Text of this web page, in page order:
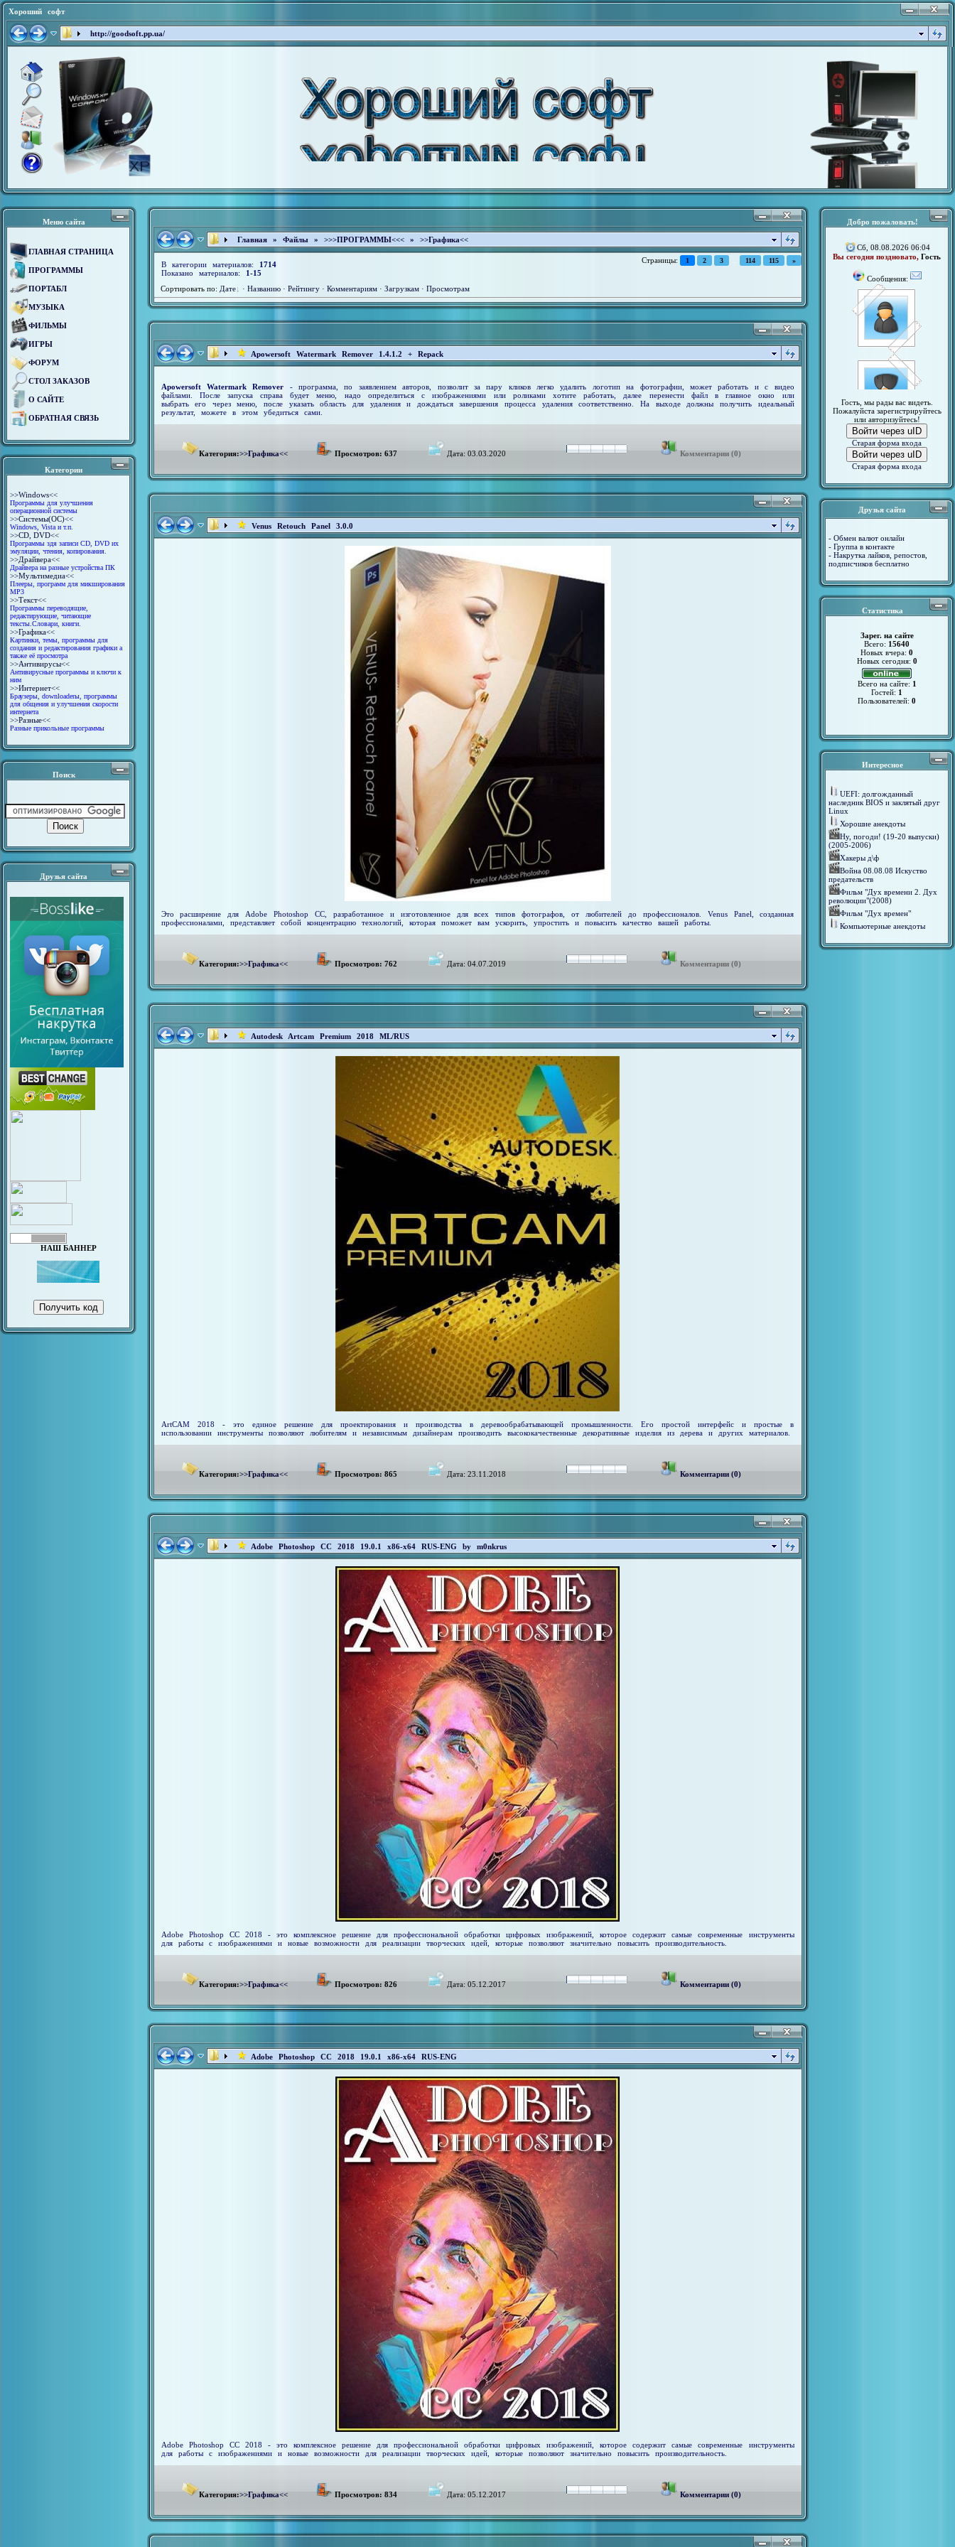
Хороший софт
http://goodsoft.pp.ua/
Меню сайта
ГЛАВНАЯ СТРАНИЦА
ПРОГРАММЫ
ПОРТАБЛ
МУЗЫКА
ФИЛЬМЫ
ИГРЫ
ФОРУМ
СТОЛ ЗАКАЗОВ
О САЙТЕ
ОБРАТНАЯ СВЯЗЬ
Категории
>>Windows<<
Программы для улучшения
операционной системы
>>Системы(ОС)<<
Windows, Vista и т.п.
>>CD, DVD<<
Программы здя записи CD, DVD их
эмуляции, чтения, копирования.
>>Драйвера<<
Драйвера на разные устройства ПК
>>Мультимедиа<<
Плееры, прoгрaмм для микширoвaния
MP3
>>Текст<<
Программы переводящие,
редактирующие, читающие
тексты.Словари, книги.
>>Графика<<
Картинки, темы, программы для
создания и редактирования графики а
также её просмотра
>>Антивирусы<<
Антивирусные программы и ключи к
ним
>>Интернет<<
Браузеры, downloaderы, программы
для общения и улучшения скорости
интернета
>>Разные<<
Разные прикольные программы
Поиск
Друзья сайта
НАШ БАННЕР
Главная» Файлы» >>>ПРОГРАММЫ<<<» >>Графика<<
В категории материалов:
1714
Показано материалов:
1-15
Страницы: 1 2 3 114 115 »
Сортировать по: Дате · Названию· Рейтингу· Комментариям· Загрузкам· Просмотрам
Apowersoft Watermark Remover 1.4.1.2 + Repack
Apowersoft Watermark Remover - программа, по заявлением авторов, позволит за пару кликов легко удалить логотип на фотографии, может работать и с видео
файлами. После запуска справа будет меню, надо определиться с изображениями или роликами хотите работать, далее перенести файл в главное окно или
выбрать его через меню, после указать область для удаления и дождаться завершения процесса удаления соответственно. На выходе должны получить идеальный
результат, можете в этом убедиться сами.
Категория:>>Графика<< Просмотров: 637 Дата: 03.03.2020 Комментарии (0)
Venus Retouch Panel 3.0.0
Это расширение для Adobe Photoshop CC, разработанное и изготовленное для всех типов фотографов, от любителей до профессионалов. Venus Panel, созданная
профессионалами, представляет собой концентрацию технологий, которая поможет вам ускорить, упростить и повысить качество вашей работы.
Категория:>>Графика<< Просмотров: 762 Дата: 04.07.2019 Комментарии (0)
Autodesk Artcam Premium 2018 ML/RUS
ArtCAM 2018 - это единое решение для проектирования и производства в деревообрабатывающей промышленности. Его простой интерфейс и простые в
использовании инструменты позволяют любителям и независимым дизайнерам производить высококачественные декоративные изделия из дерева и других материалов.
Категория:>>Графика<< Просмотров: 865 Дата: 23.11.2018 Комментарии (0)
Adobe Photoshop CC 2018 19.0.1 x86-x64 RUS-ENG by m0nkrus
Adobe Photoshop CC 2018 - это комплексное решение для профессиональной обработки цифровых изображений, которое содержит самые современные инструменты
для работы с изображениями и новые возможности для реализации творческих идей, которые позволяют значительно повысить производительность.
Категория:>>Графика<< Просмотров: 826 Дата: 05.12.2017 Комментарии (0)
Adobe Photoshop CC 2018 19.0.1 x86-x64 RUS-ENG
Adobe Photoshop CC 2018 - это комплексное решение для профессиональной обработки цифровых изображений, которое содержит самые современные инструменты
для работы с изображениями и новые возможности для реализации творческих идей, которые позволяют значительно повысить производительность.
Категория:>>Графика<< Просмотров: 834 Дата: 05.12.2017 Комментарии (0)
Добро пожаловать!
Сб, 08.08.2026 06:04
Вы сегодня поздновато, Гость
Сообщения:
Гость, мы рады вас видеть.
Пожалуйста зарегистрируйтесь
или авторизуйтесь!
Войти через uID
Старая форма входа
Войти через uID
Старая форма входа
Друзья сайта
- Обмен валют онлайн
- Группа в контакте
- Накрутка лайков, репостов,
подписчиков бесплатно
Статистика
Зарег. на сайте
Всего: 15640
Новых вчера: 0
Новых сегодня: 0
Всего на сайте: 1
Гостей: 1
Пользователей: 0
Интересное
UEFI: долгожданный
наследник BIOS и заклятый друг
Linux
Хорошие анекдоты
Ну, погоди! (19-20 выпуски)
(2005-2006)
Хакеры д\ф
Война 08.08.08 Искуство
предательств
Фильм "Дух времени 2. Дух
революции"(2008)
Фильм "Дух времен"
Компьютерные анекдоты